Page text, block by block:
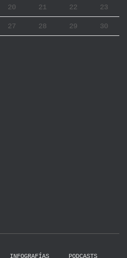
20 21 22 23
27 28 29 30
INFOGRAFÍAS PODCASTS